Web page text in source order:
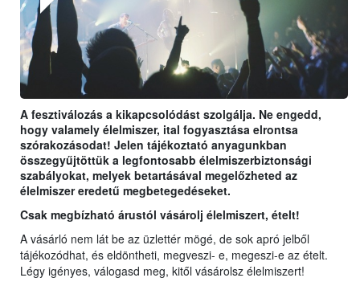
A fesztiválozás a kikapcsolódást szolgálja. Ne engedd,
hogy valamely élelmiszer, ital fogyasztása elrontsa
szórakozásodat! Jelen tájékoztató anyagunkban
összegyűjtöttük a legfontosabb élelmiszerbiztonsági
szabályokat, melyek betartásával megelőzheted az
élelmiszer eredetű megbetegedéseket.
Csak megbízható árustól vásárolj élelmiszert, ételt!
A vásárló nem lát be az üzlettér mögé, de sok apró jelből
tájékozódhat, és eldöntheti, megveszi- e, megeszi-e az ételt.
Légy igényes, válogasd meg, kitől vásárolsz élelmiszert!